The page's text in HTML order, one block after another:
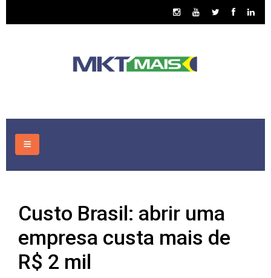
CONSULTORIA
ASSUNTOS
PUBLICAÇÕES
Custo Brasil: abrir uma
empresa custa mais de
R$ 2 mil